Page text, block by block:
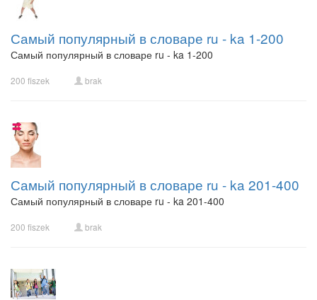
Самый популярный в словаре ru - ka 1-200
Самый популярный в словаре ru - ka 1-200
200 fiszek brak
Самый популярный в словаре ru - ka 201-400
Самый популярный в словаре ru - ka 201-400
200 fiszek brak